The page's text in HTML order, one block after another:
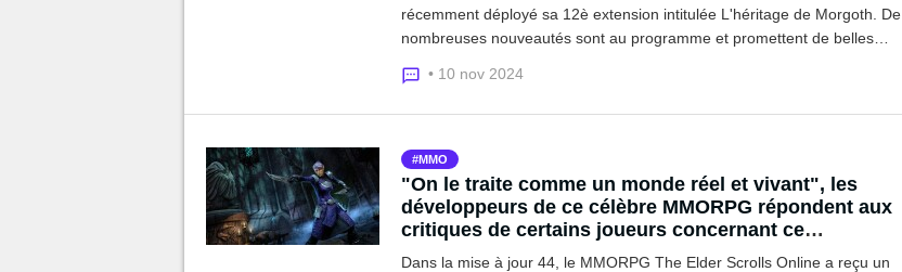
récemment déployé sa 12è extension intitulée L'héritage de Morgoth. De
nombreuses nouveautés sont au programme et promettent de belles
fans !
• 10 nov 2024
MMO
"On le traite comme un monde réel et vivant", les
développeurs de ce célèbre MMORPG répondent aux
critiques de certains joueurs concernant ce
personnage
Dans la mise à jour 44, le MMORPG The Elder Scrolls Online a reçu un